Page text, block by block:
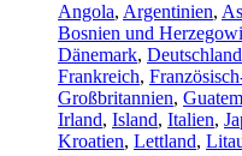
Angola, Argentinien,
Bosnien und
Dänemark, Deutschland
Frankreich,
Großbritannien,
Irland, Island, Italien,
Kroatien, Lettland,